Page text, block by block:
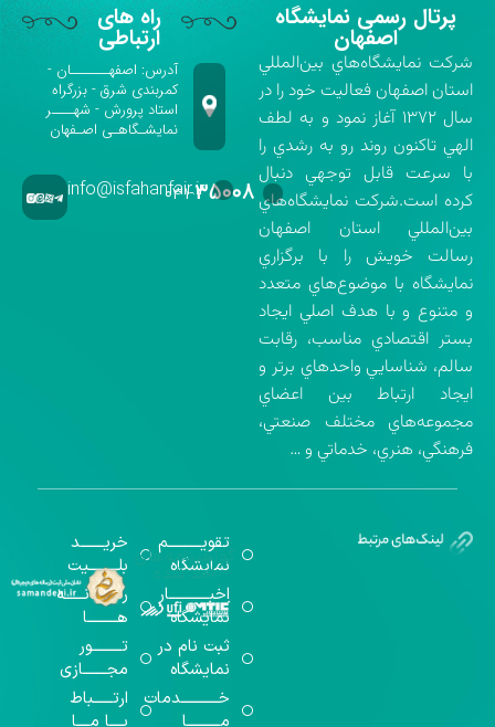
پرتال رسمی نمایشگاه
اصفهان
شركت نمايشگاه‌هاي بين‌المللي
استان اصفهان فعاليت خود را در
سال ۱۳۷۲ آغاز نمود و به لطف
الهي تاكنون روند رو به رشدي را
با سرعت قابل توجهي دنبال
كرده است.شركت نمايشگاه‌هاي
بين‌المللي استان اصفهان
رسالت خويش را با برگزاري
نمايشگاه با موضوع‌هاي متعدد
و متنوع و با هدف اصلي ايجاد
بستر اقتصادي مناسب، رقابت
سالم، شناسايي واحدهاي برتر و
ايجاد ارتباط بين اعضاي
مجموعه‌هاي مختلف صنعتي،
فرهنگي، هنري، خدماتي و …
راه های
ارتباطی
آدرس: اصفهـــــــان -
کمربندی شرق - بزرگراه
استاد پرورش - شهــــر
نمایشـگاهـی اصـفهان
۰۳۱-۳۵۰۰۸info@isfahanfair.ir
تقویــــــــــم
نمایشگاه
اخبــــــــــــار
نمایشگاه
ثبت نام در
نمایشگاه
خـــــــــــدمات
خریـــــــد
بلـــــــــیت
رســـــانــــــه
هـــــــــا
تـــــــــور
مجـــــــازی
ارتــــــباط
گواهینامه‌های
اخذ شده